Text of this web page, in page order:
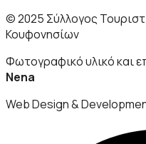
© 2025 Σύλλογος
Κουφονησίων
Φωτογραφικό υλικό και
Nena
Web Design &